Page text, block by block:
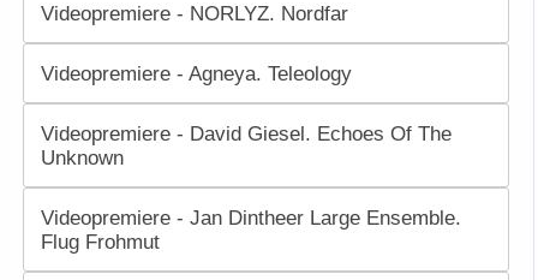
Videopremiere - NORLYZ. Nordfar
Videopremiere - Agneya. Teleology
Videopremiere - David Giesel. Echoes Of The
Unknown
Videopremiere - Jan Dintheer Large Ensemble.
Flug Frohmut